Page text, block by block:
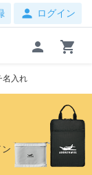
person ログイン
person shopping_cart
名入れ